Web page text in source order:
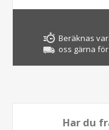
Beräknas
oss gärna
Har du